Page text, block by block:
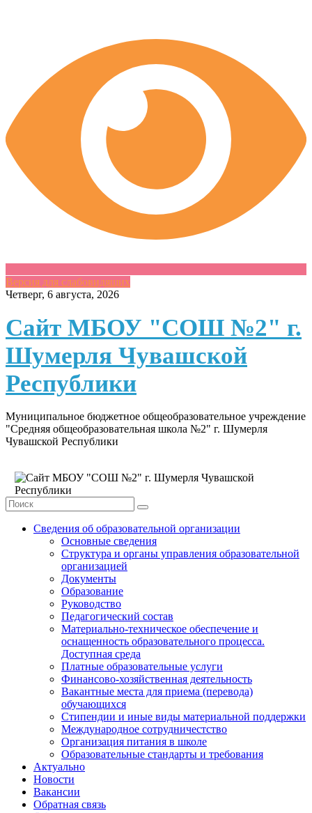
Версия для слабовидящих
Skip
content
Четверг, 6 августа, 2026
Сайт МБОУ "СОШ №2" г.
Шумерля Чувашской
Республики
Муниципальное бюджетное общеобразовательное учреждение
"Средняя общеобразовательная школа №2" г. Шумерля
Чувашской Республики
Сведения об образовательной организации
Основные сведения
Структура и органы управления образовательной
организацией
Документы
Образование
Руководство
Педагогический состав
Материально-техническое обеспечение и
оснащенность образовательного процесса.
Доступная среда
Платные образовательные услуги
Финансово-хозяйственная деятельность
Вакантные места для приема (перевода)
обучающихся
Стипендии и иные виды материальной поддержки
Международное сотрудничестство
Организация питания в школе
Образовательные стандарты и требования
Актуально
Новости
Вакансии
Обратная связь